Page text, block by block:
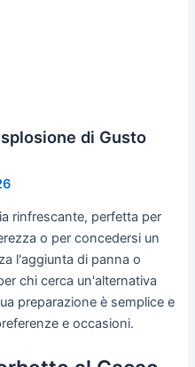
di Gusto
rinfrescante, perfetta per
o per concedersi un
l'aggiunta di panna o
chi cerca un'alternativa
preparazione è semplice e
e occasioni.